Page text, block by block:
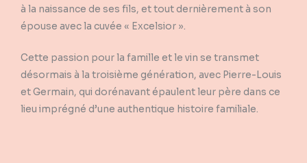
à la naissance de ses fils, et tout dernièrement à son
épouse avec la cuvée « Excelsior ».
Cette passion pour la famille et le vin se transmet
désormais à la troisième génération, avec Pierre-Louis
et Germain, qui dorénavant épaulent leur père dans ce
lieu imprégné d’une authentique histoire familiale.